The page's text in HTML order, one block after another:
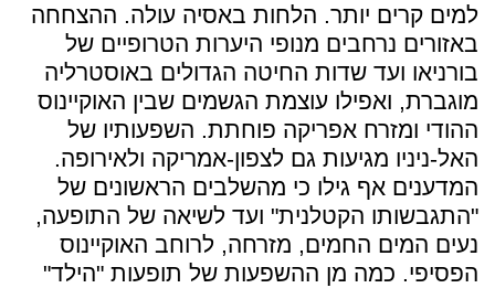
למים קרים יותר. הלחות באסיה עולה. ההצחחה
באזורים נרחבים מנופי היערות הטרופיים של
בורניאו ועד שדות החיטה הגדולים באוסטרליה
מוגברת, ואפילו עוצמת הגשמים שבין האוקיינוס
ההודי ומזרח אפריקה פוחתת. השפעותיו של
האל-ניניו מגיעות גם לצפון-אמריקה ולאירופה.
המדענים אף גילו כי מהשלבים הראשונים של
"התגבשותו הקטלנית" ועד לשיאה של התופעה,
נעים המים החמים, מזרחה, לרוחב האוקיינוס
הפסיפי. כמה מן ההשפעות של תופעות "הילד"